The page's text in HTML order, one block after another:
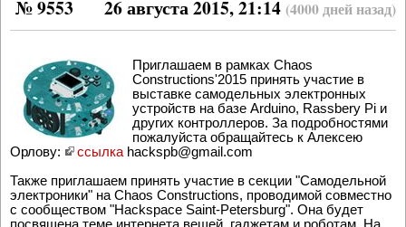
26 августа 2015, 21:14 (4000 дней назад)
№ 9553
Приглашаем в рамках Chaos
Constructions'2015 принять участие в
выставке самодельных электронных
устройств на базе Arduino, Rassbery Pi и
других контроллеров. За подробностями
пожалуйста обращайтесь к Алексею
Орлову:
ссылка hackspb@gmail.com
Также приглашаем принять участие в секции "Самодельной
электроники" на Chaos Constructions, проводимой совместно
с сообществом "Hackspace Saint-Petersburg". Она будет
посвящена теме интернета вещей, гаджетам и роботам. На